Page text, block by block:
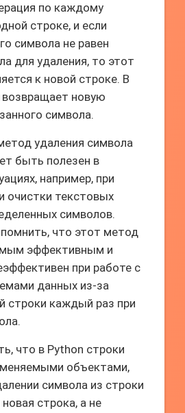
по каждому
строке, и если
символа не равен
для удаления, то этот
к новой строке. В
возвращает новую
символа.
удаления символа
быть полезен в
например, при
очистки текстовых
символов.
что этот метод
эффективным и
при работе с
данных из-за
строки каждый раз при
что в Python строки
объектами,
символа из строки
строка, а не